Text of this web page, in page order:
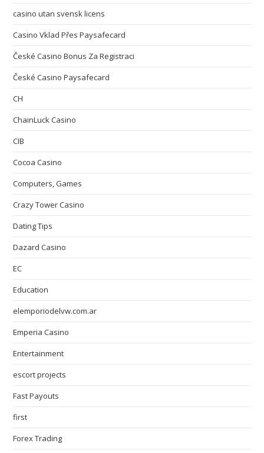
casino utan svensk licens
Casino Vklad Přes Paysafecard
České Casino Bonus Za Registraci
České Casino Paysafecard
CH
ChainLuck Casino
CIB
Cocoa Casino
Computers, Games
Crazy Tower Сasino
Dating Tips
Dazard Casino
EC
Education
elemporiodelvw.com.ar
Emperia Casino
Entertainment
escort projects
Fast Payouts
first
Forex Trading